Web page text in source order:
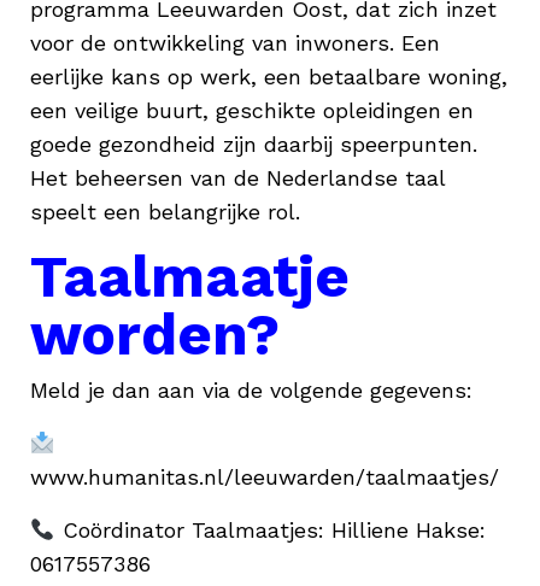
programma Leeuwarden Oost, dat zich inzet
voor de ontwikkeling van inwoners. Een
eerlijke kans op werk, een betaalbare woning,
een veilige buurt, geschikte opleidingen en
goede gezondheid zijn daarbij speerpunten.
Het beheersen van de Nederlandse taal
speelt een belangrijke rol.
Taalmaatje
worden?
Meld je dan aan via de volgende gegevens:
www.humanitas.nl/leeuwarden/taalmaatjes/
Coördinator Taalmaatjes: Hilliene Hakse:
0617557386